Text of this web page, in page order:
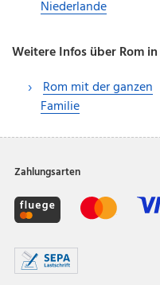
Niederlande
Weitere Infos über Rom
Rom mit der ganzen
Familie